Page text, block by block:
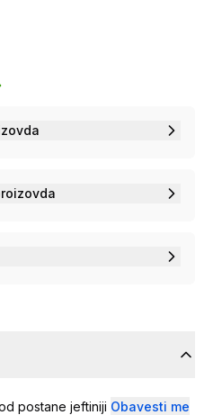
postane jeftiniji Obavesti me